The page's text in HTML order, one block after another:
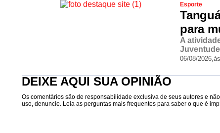
Esporte
para
A
06/08/2026,às
DEIXE AQUI SUA OPINIÃO
Os comentários são de responsabilidade exclusiva de seus autores e
uso, denuncie. Leia as perguntas mais frequentes para saber o que é